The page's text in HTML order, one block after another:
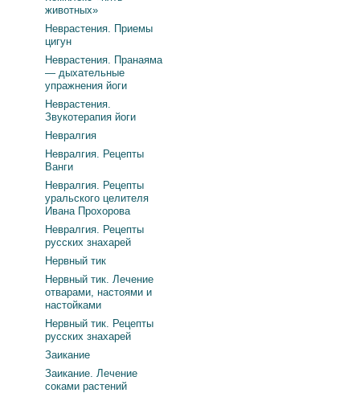
животных»
Неврастения. Приемы
цигун
Неврастения. Пранаяма
— дыхательные
упражнения йоги
Неврастения.
Звукотерапия йоги
Невралгия
Невралгия. Рецепты
Ванги
Невралгия. Рецепты
уральского целителя
Ивана Прохорова
Невралгия. Рецепты
русских знахарей
Нервный тик
Нервный тик. Лечение
отварами, настоями и
настойками
Нервный тик. Рецепты
русских знахарей
Заикание
Заикание. Лечение
соками растений